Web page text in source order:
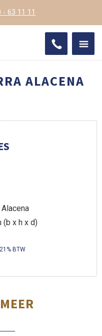
- 63 11 11
ALACENA
(b x h x d)
BTW